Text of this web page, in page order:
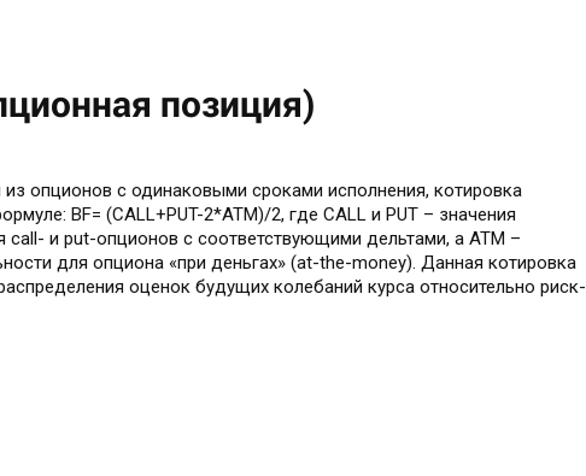
позиция)
опционов с одинаковыми сроками исполнения, котировка
BF= (CALL+PUT-2*ATM)/2, где CALL и PUT – значения
call- и put-опционов с соответствующими дельтами, а ATM –
для опциона «при деньгах» (at-the-money). Данная котировка
оценок будущих колебаний курса относительно риск-